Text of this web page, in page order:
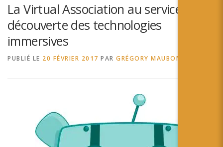
SERVICES RA’PRO ACTUALITÉ DE LA RA
CONTACTS
简体中文
La Virtual Association au service de la
découverte des technologies
immersives
PUBLIÉ LE 20 FÉVRIER 2017 PAR GRÉGORY MAUBON